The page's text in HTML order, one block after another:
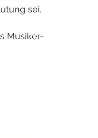
sei.
Musiker-